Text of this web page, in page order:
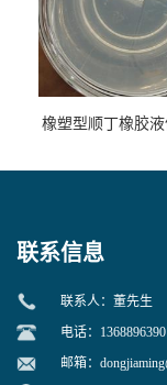
橡塑型顺丁橡胶
联系信息
联系人：董先生
电话：1368896390
邮箱：